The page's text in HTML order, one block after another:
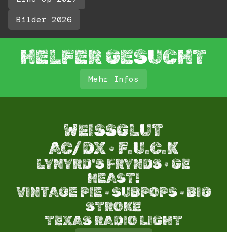
Bilder 2026
HELFER GESUCHT
Mehr Infos
WEISSGLUT
AC/DX · F.U.C.K
LYNYRD'S FRYNDS · GE
HEAST!
VINTAGE PIE · SUBPOPS · BIG
STROKE​
TEXAS RADIO LIGHT​